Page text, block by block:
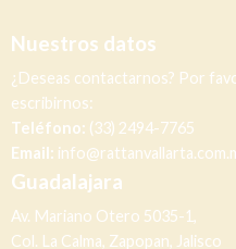
Nuestros datos
¿Deseas contactarnos? Por
escribirnos:
Teléfono: (33) 2494-7765
Email:
Guadalajara
Av. Mariano Otero 5035-1,
Col. La Calma, Zapopan, Jalisco